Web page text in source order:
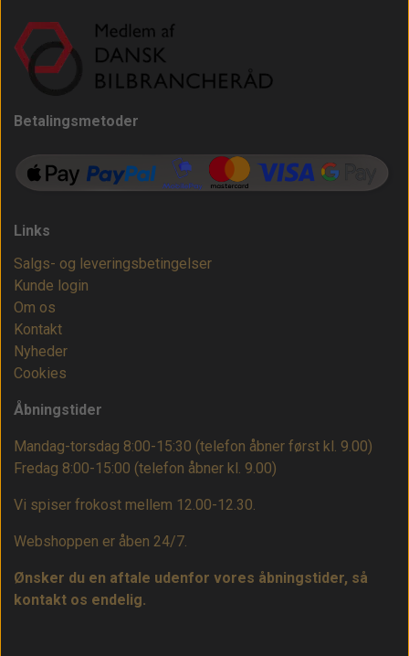
Betalingsmetoder
Links
Salgs- og leveringsbetingelser
Kunde login
Om os
Kontakt
Nyheder
Cookies
Åbningstider
Mandag-torsdag 8:00-15:30 (telefon åbner først kl. 9.00)
Fredag 8:00-15:00 (telefon åbner kl. 9.00)
Vi spiser frokost mellem 12.00-12.30.
Webshoppen er åben 24/7.
Ønsker du en aftale udenfor vores åbningstider, så
kontakt os endelig.